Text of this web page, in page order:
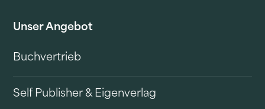
Unser Angebot
Buchvertrieb
Self Publisher & Eigenverlag